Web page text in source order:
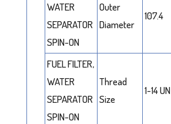
WATER
SEPARATOR
SPIN-ON
Outer
Diameter
107.4
FUEL FILTER,
WATER
SEPARATOR
SPIN-ON
Thread
Size
1-14 UN